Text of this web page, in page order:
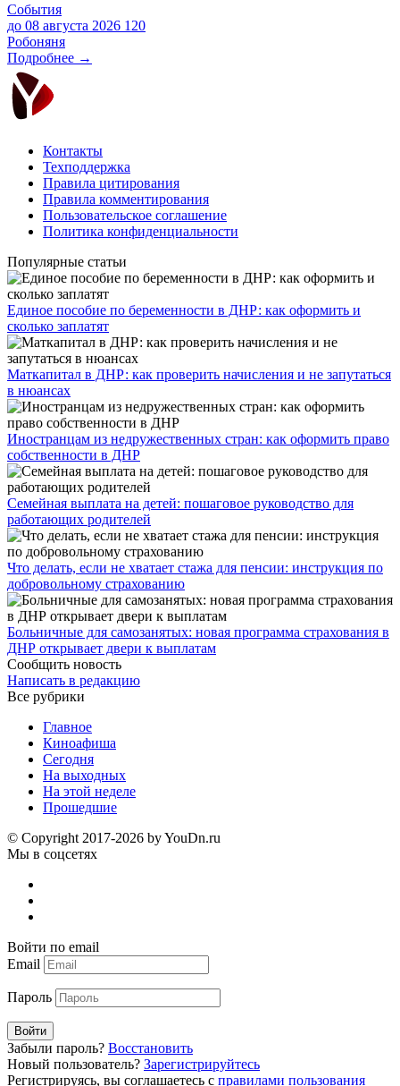
События
до 08 августа 2026 120
Робоняня
Подробнее →
Контакты
Техподдержка
Правила цитирования
Правила комментирования
Пользовательское соглашение
Политика конфиденциальности
Популярные статьи
Единое пособие по беременности в ДНР: как оформить и
сколько заплатят
​Маткапитал в ДНР: как проверить начисления и не запутаться
в нюансах
Иностранцам из недружественных стран: как оформить право
собственности в ДНР
Семейная выплата на детей: пошаговое руководство для
работающих родителей
Что делать, если не хватает стажа для пенсии: инструкция по
добровольному страхованию
Больничные для самозанятых: новая программа страхования в
ДНР открывает двери к выплатам
Сообщить новость
Написать в редакцию
Все рубрики
Главное
Киноафиша
Сегодня
На выходных
На этой неделе
Прошедшие
© Copyright 2017-2026 by YouDn.ru
Мы в соцсетях
Войти по email
Email
Пароль
Войти
Забыли пароль? Восстановить
Новый пользователь? Зарегистрируйтесь
Регистрируясь, вы соглашаетесь с правилами пользования